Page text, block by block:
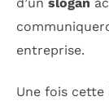
entreprise.
Une fois cette